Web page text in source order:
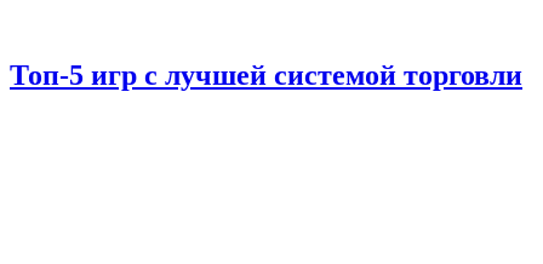
Топ-5 игр с лучшей системой торговли